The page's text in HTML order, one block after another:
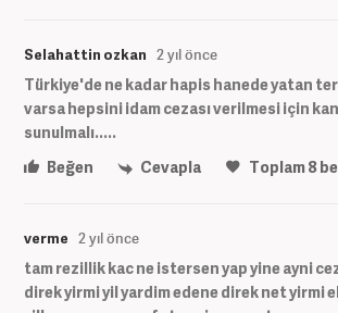
Selahattin ozkan 2 yıl önce
Türkiye'de ne kadar hapis hanede yatan
varsa hepsini idam cezası verilmesi için
sunulmalı.....
Beğen
Cevapla Toplam8
verme 2 yıl önce
tam rezillik kac ne istersen yap yine ayni
direk yirmi yil yardim edene direk net yirmi